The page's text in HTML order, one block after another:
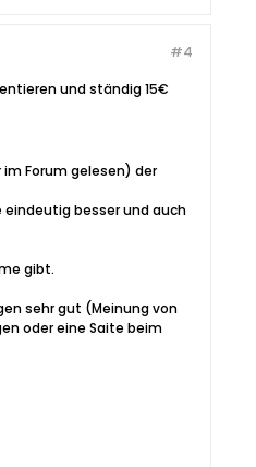
#4
und ständig 15€
Forum gelesen) der
besser und auch
gibt.
sehr gut (Meinung von
oder eine Saite beim